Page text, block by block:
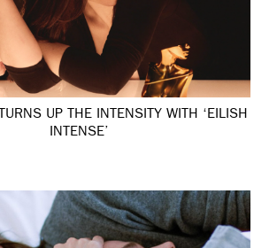
UP THE INTENSITY WITH ‘EILISH
INTENSE’